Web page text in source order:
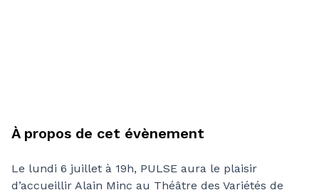
À propos de cet évènement
Le lundi 6 juillet à 19h, PULSE aura le plaisir
d’accueillir Alain Minc au Théâtre des Variétés de